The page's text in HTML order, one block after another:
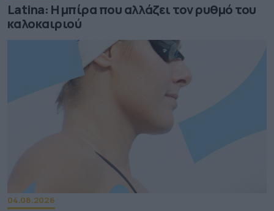
Latina: Η μπίρα που αλλάζει τον ρυθμό του
καλοκαιριού
04.08.2026